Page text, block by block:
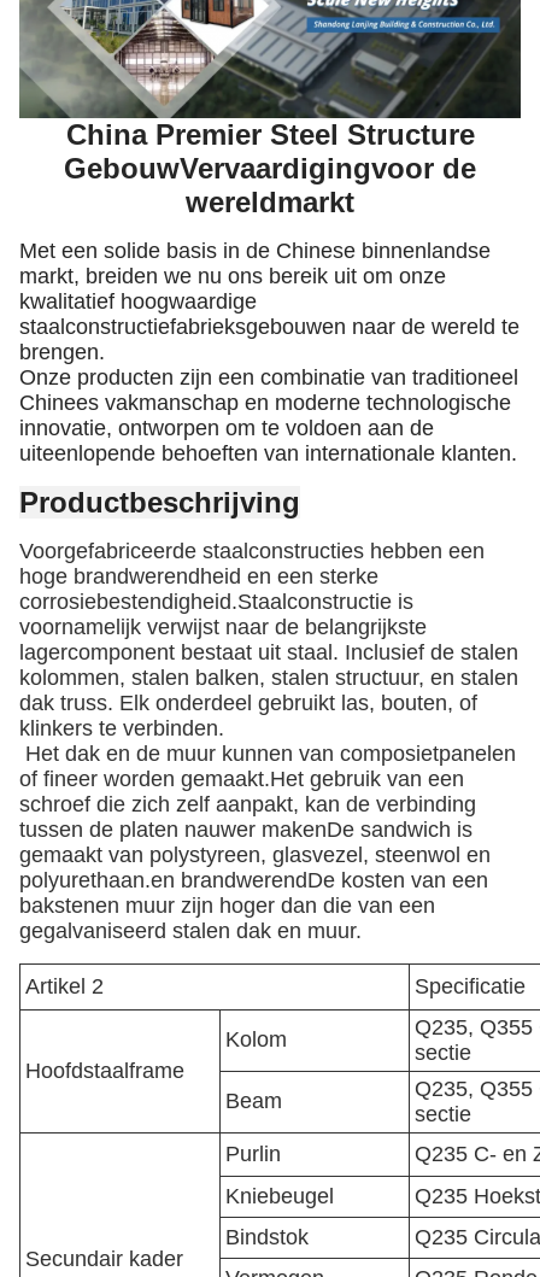
China Premier Steel Structure
GebouwVervaardigingvoor de
wereldmarkt
Met een solide basis in de Chinese binnenlandse
markt, breiden we nu ons bereik uit om onze
kwalitatief hoogwaardige
staalconstructiefabrieksgebouwen naar de wereld te
brengen.
Onze producten zijn een combinatie van traditioneel
Chinees vakmanschap en moderne technologische
innovatie, ontworpen om te voldoen aan de
uiteenlopende behoeften van internationale klanten.
Productbeschrijving
Voorgefabriceerde staalconstructies hebben een
hoge brandwerendheid en een sterke
corrosiebestendigheid.Staalconstructie is
voornamelijk verwijst naar de belangrijkste
lagercomponent bestaat uit staal. Inclusief de stalen
kolommen, stalen balken, stalen structuur, en stalen
dak truss. Elk onderdeel gebruikt las, bouten, of
klinkers te verbinden.
Het dak en de muur kunnen van composietpanelen
of fineer worden gemaakt.Het gebruik van een
schroef die zich zelf aanpakt, kan de verbinding
tussen de platen nauwer makenDe sandwich is
gemaakt van polystyreen, glasvezel, steenwol en
polyurethaan.en brandwerendDe kosten van een
bakstenen muur zijn hoger dan die van een
gegalvaniseerd stalen dak en muur.
Artikel 2 Specificatie
Hoofdstaalframe
Kolom
Q235,
sectie
Beam
Q235,
sectie
Secundair kader
Purlin
Q235 C- en
Kniebeugel
Q235
Bindstok
Q235